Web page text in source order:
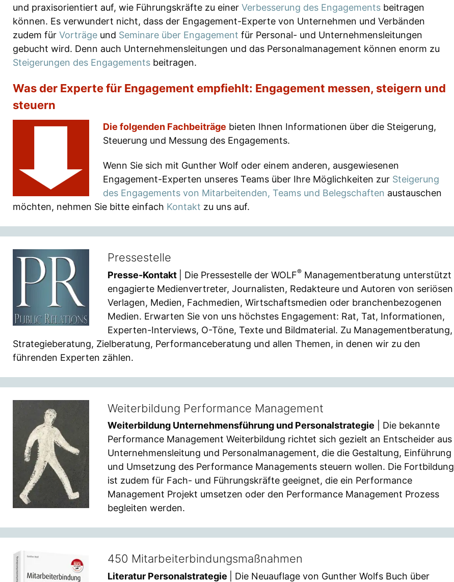
und praxisorientiert auf, wie Führungskräfte zu einer Verbesserung des Engagements beitragen
können. Es verwundert nicht, dass der Engagement-Experte von Unternehmen und Verbänden
zudem für Vorträge und Seminare über Engagement für Personal- und Unternehmensleitungen
gebucht wird. Denn auch Unternehmensleitungen und das Personalmanagement können enorm zu
Steigerungen des Engagements beitragen.
Was der Experte für Engagement empfiehlt: Engagement messen, steigern und
steuern
Die folgenden Fachbeiträge bieten Ihnen Informationen über die Steigerung,
Steuerung und Messung des Engagements.
Wenn Sie sich mit Gunther Wolf oder einem anderen, ausgewiesenen
Engagement-Experten unseres Teams über Ihre Möglichkeiten zur Steigerung
des Engagements von Mitarbeitenden, Teams und Belegschaften austauschen
möchten, nehmen Sie bitte einfach Kontakt zu uns auf.
Pressestelle
Presse-Kontakt | Die Pressestelle der WOLF® Managementberatung unterstützt
engagierte Medienvertreter, Journalisten, Redakteure und Autoren von seriösen
Verlagen, Medien, Fachmedien, Wirtschaftsmedien oder branchenbezogenen
Medien. Erwarten Sie von uns höchstes Engagement: Rat, Tat, Informationen,
Experten-Interviews, O-Töne, Texte und Bildmaterial. Zu Managementberatung,
Strategieberatung, Zielberatung, Performanceberatung und allen Themen, in denen wir zu den
führenden Experten zählen.
Weiterbildung Performance Management
Weiterbildung Unternehmensführung und Personalstrategie | Die bekannte
Performance Management Weiterbildung richtet sich gezielt an Entscheider aus
Unternehmensleitung und Personalmanagement, die die Gestaltung, Einführung
und Umsetzung des Performance Managements steuern wollen. Die Fortbildung
ist zudem für Fach- und Führungskräfte geeignet, die ein Performance
Management Projekt umsetzen oder den Performance Management Prozess
begleiten werden.
450 Mitarbeiterbindungsmaßnahmen
Literatur Personalstrategie
| Die Neuauflage von Gunther Wolfs Buch über